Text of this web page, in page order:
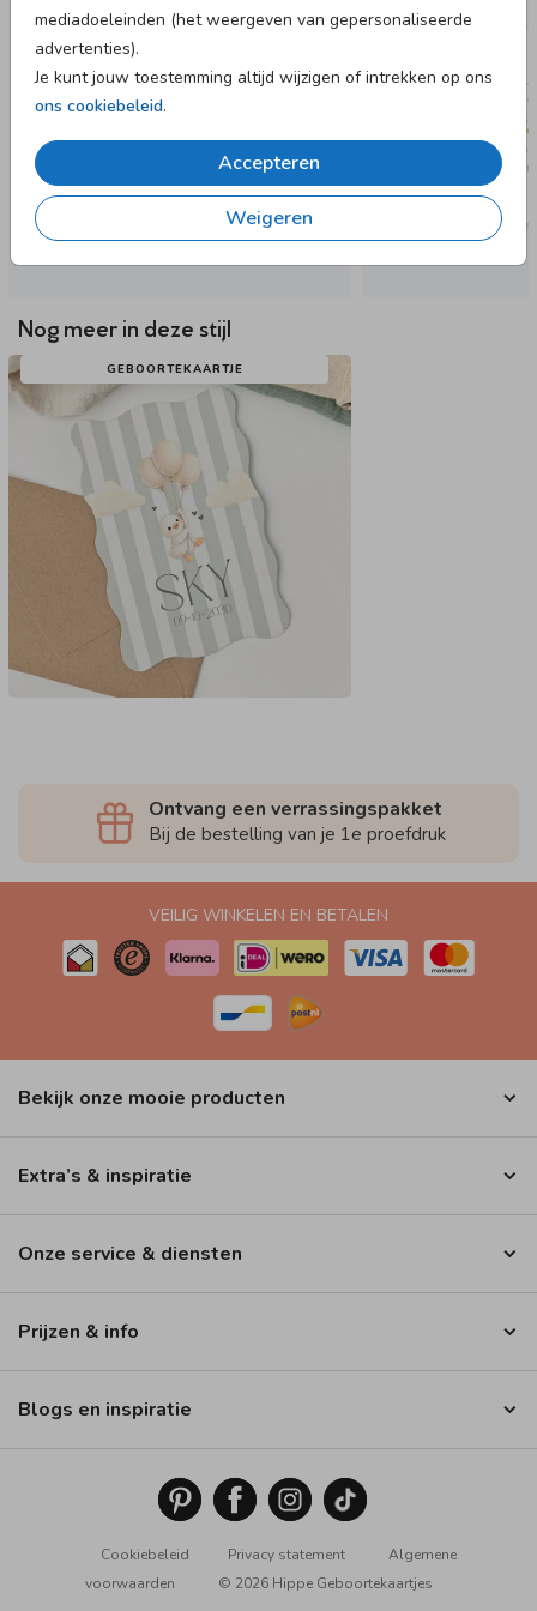
mediadoeleinden (het weergeven van gepersonaliseerde
advertenties).
Je kunt jouw toestemming altijd wijzigen of intrekken op ons
ons cookiebeleid.
Accepteren
Weigeren
Nog meer in deze stijl
GEBOORTEKAARTJE
Ontvang een verrassingspakket
Bij de bestelling van je 1e proefdruk
VEILIG WINKELEN EN BETALEN
Bekijk onze mooie producten
Extra’s & inspiratie
Onze service & diensten
Prijzen & info
Blogs en inspiratie
Cookiebeleid Privacy statement
Algemene
voorwaarden
© 2026 Hippe Geboortekaartjes